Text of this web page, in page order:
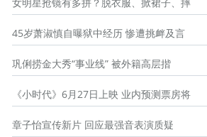
45岁萧淑慎自曝狱中经历 惨遭挑衅及言
巩俐捞金大秀“事业线” 被外籍高层揩
《小时代》6月27日上映 业内预测票房将
章子怡宣传新片 回应最强音表演质疑